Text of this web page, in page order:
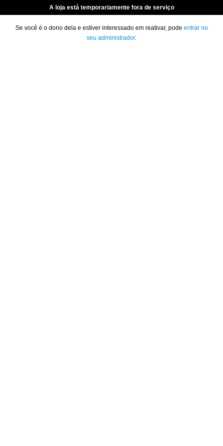
A loja está temporariamente fora de serviço
Se você é o dono dela e estiver interessado em reativar, pode entrar no
seu administrador.